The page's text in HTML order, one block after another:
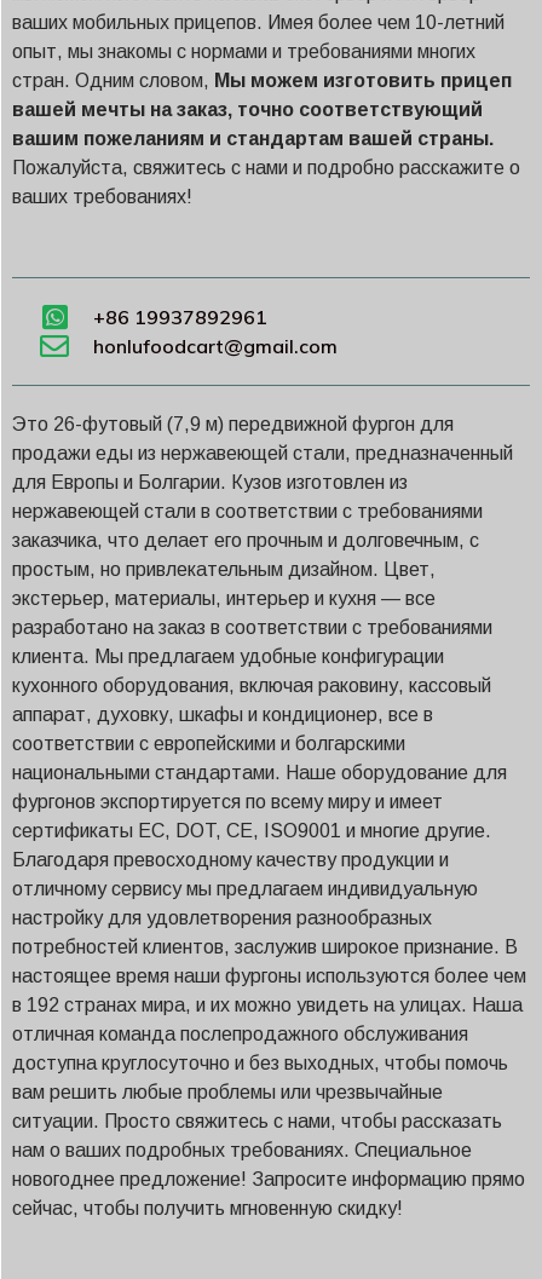
ваших мобильных прицепов. Имея более чем 10-летний
опыт, мы знакомы с нормами и требованиями многих
стран. Одним словом, Мы можем изготовить прицеп
вашей мечты на заказ, точно соответствующий
вашим пожеланиям и стандартам вашей страны.
Пожалуйста, свяжитесь с нами и подробно расскажите о
ваших требованиях!
+86 19937892961
honlufoodcart@gmail.com
Это 26-футовый (7,9 м) передвижной фургон для
продажи еды из нержавеющей стали, предназначенный
для Европы и Болгарии. Кузов изготовлен из
нержавеющей стали в соответствии с требованиями
заказчика, что делает его прочным и долговечным, с
простым, но привлекательным дизайном. Цвет,
экстерьер, материалы, интерьер и кухня — все
разработано на заказ в соответствии с требованиями
клиента. Мы предлагаем удобные конфигурации
кухонного оборудования, включая раковину, кассовый
аппарат, духовку, шкафы и кондиционер, все в
соответствии с европейскими и болгарскими
национальными стандартами. Наше оборудование для
фургонов экспортируется по всему миру и имеет
сертификаты ЕС, DOT, CE, ISO9001 и многие другие.
Благодаря превосходному качеству продукции и
отличному сервису мы предлагаем индивидуальную
настройку для удовлетворения разнообразных
потребностей клиентов, заслужив широкое признание. В
настоящее время наши фургоны используются более чем
в 192 странах мира, и их можно увидеть на улицах. Наша
отличная команда послепродажного обслуживания
доступна круглосуточно и без выходных, чтобы помочь
вам решить любые проблемы или чрезвычайные
ситуации. Просто свяжитесь с нами, чтобы рассказать
нам о ваших подробных требованиях. Специальное
новогоднее предложение! Запросите информацию прямо
сейчас, чтобы получить мгновенную скидку!